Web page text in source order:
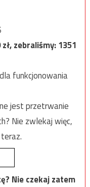
zł, zebraliśmy:1351
funkcjonowania
jest przetrwanie
Nie zwlekaj więc,
Nie czekaj zatem